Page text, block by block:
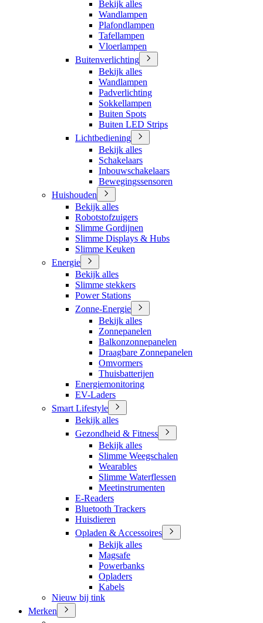
Bekijk alles
Wandlampen
Plafondlampen
Tafellampen
Vloerlampen
Buitenverlichting
Bekijk alles
Wandlampen
Padverlichting
Sokkellampen
Buiten Spots
Buiten LED Strips
Lichtbediening
Bekijk alles
Schakelaars
Inbouwschakelaars
Bewegingssensoren
Huishouden
Bekijk alles
Robotstofzuigers
Slimme Gordijnen
Slimme Displays & Hubs
Slimme Keuken
Energie
Bekijk alles
Slimme stekkers
Power Stations
Zonne-Energie
Bekijk alles
Zonnepanelen
Balkonzonnepanelen
Draagbare Zonnepanelen
Omvormers
Thuisbatterijen
Energiemonitoring
EV-Laders
Smart Lifestyle
Bekijk alles
Gezondheid & Fitness
Bekijk alles
Slimme Weegschalen
Wearables
Slimme Waterflessen
Meetinstrumenten
E-Readers
Bluetooth Trackers
Huisdieren
Opladen & Accessoires
Bekijk alles
Magsafe
Powerbanks
Opladers
Kabels
Nieuw bij tink
Merken